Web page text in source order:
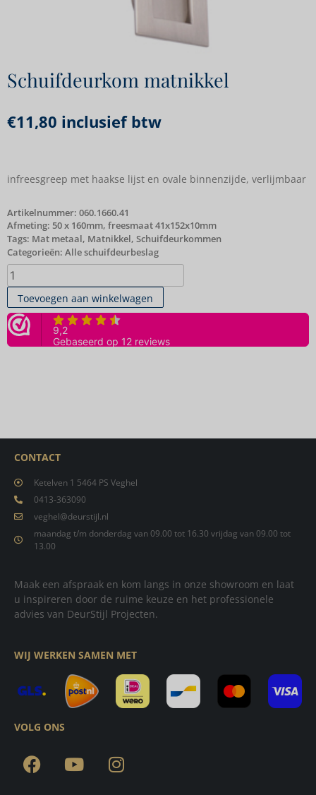
Schuifdeurkom matnikkel
€11,80 inclusief btw
infreesgreep met haakse lijst en ovale binnenzijde, verlijmbaar
Artikelnummer: 060.1660.41
Afmeting: 50 x 160mm, freesmaat 41x152x10mm
Tags: Mat metaal, Matnikkel, Schuifdeurkommen
Categorieën: Alle schuifdeurbeslag
Toevoegen aan winkelwagen
CONTACT
Ketelven 1 5464 PS Veghel
0413-363090
veghel@deurstijl.nl
maandag t/m donderdag van 09.00 tot 16.30 vrijdag van 09.00 tot
13.00
Maak een afspraak en kom langs in onze showroom en laat
u inspireren door de ruime keuze en het professionele
advies van DeurStijl Projecten.
WIJ WERKEN SAMEN MET
VOLG ONS